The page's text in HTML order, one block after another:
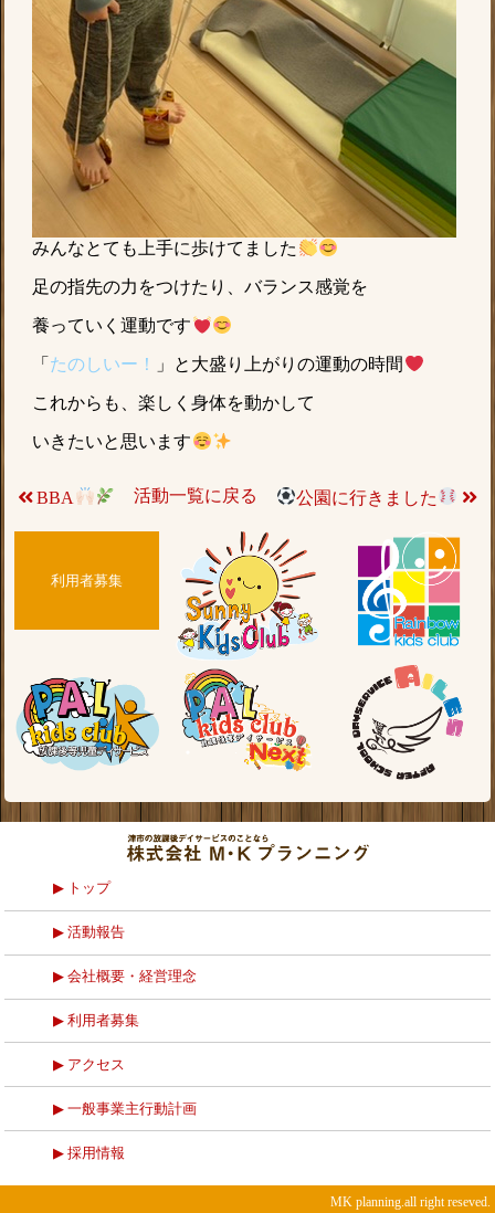
みんなとても上手に歩けてました
足の指先の力をつけたり、バランス感覚を
養っていく運動です
「 たのしいー！ 」と大盛り上がりの運動の時間
これからも、楽しく身体を動かして
いきたいと思います
BBA 活動一覧に戻る 公園に行きました
利用者募集
トップ
活動報告
会社概要・経営理念
利用者募集
アクセス
一般事業主行動計画
採用情報
MK planning.all right reseved.